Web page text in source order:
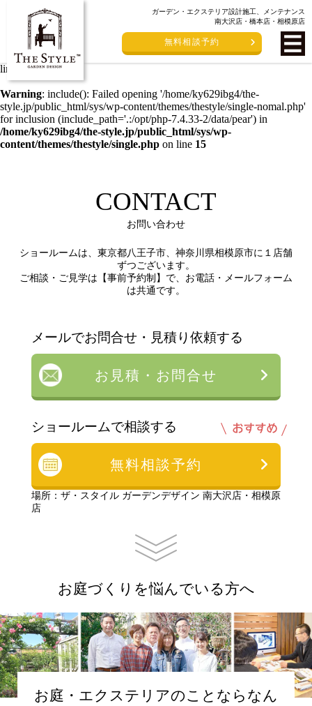
無料相談予約
ガーデン・エクステリア設計施工、メンテナンス
南大沢店・橋本店・相模原店
Warning
: include(/home/ky629ibg4/the-style.jp/public_html/sys/wp-
content/themes/thestyle/single-nomal.php): failed to open stream: No
such file or directory in
/home/ky629ibg4/the-
style.jp/public_html/sys/wp-content/themes/thestyle/single.phpon
line
15
Warning: include(): Failed opening '/home/ky629ibg4/the-
style.jp/public_html/sys/wp-content/themes/thestyle/single-nomal.php'
for inclusion (include_path='.:/opt/php-7.4.33-2/data/pear') in
/home/ky629ibg4/the-style.jp/public_html/sys/wp-
content/themes/thestyle/single.php on line 15
CONTACT
お問い合わせ
ショールームは、東京都八王子市、神奈川県相模原市に１店舗
ずつございます。
ご相談・ご見学は【事前予約制】で、お電話・メールフォーム
は共通です。
メールでお問合せ・見積り依頼する
お見積・お問合せ
ショールームで相談する
無料相談予約
場所：ザ・スタイル ガーデンデザイン 南大沢店・相模原
店
お庭づくりを悩んでいる方へ
お庭・エクステリアのことならなん